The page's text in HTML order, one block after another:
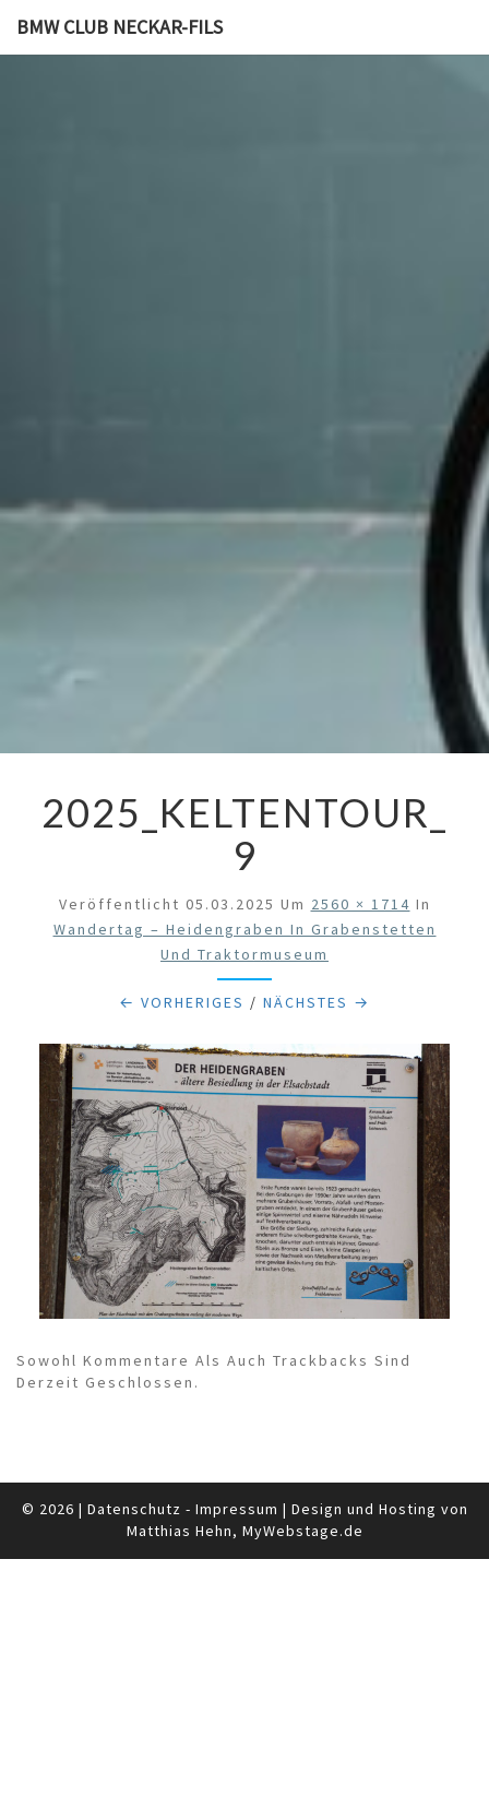
BMW CLUB NECKAR-FILS
2025_KELTENTOUR_
9
Veröffentlicht 05.03.2025 Um 2560 × 1714 In
Wandertag – Heidengraben In Grabenstetten
Und Traktormuseum
← VORHERIGES / NÄCHSTES →
Sowohl Kommentare Als Auch Trackbacks Sind
Derzeit Geschlossen.
© 2026 | Datenschutz - Impressum | Design und Hosting von
Matthias Hehn, MyWebstage.de